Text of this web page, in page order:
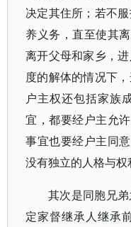
决定其住所；若不
养义务，直至使其
离开父母和家乡，
度的解体的情况下
户主权还包括家族
宜，都要经户主允
事宜也要经户主同
没有独立的人格与权
其次是同胞兄
定家督继承人继承